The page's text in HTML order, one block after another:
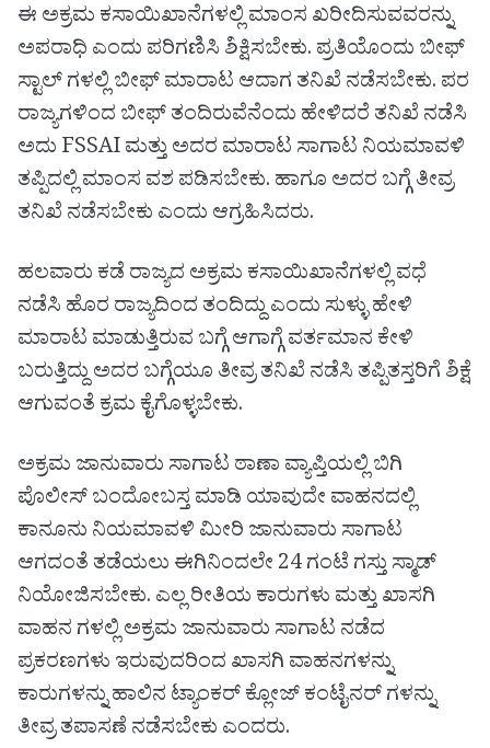
ಈ ಅಕ್ರಮ ಕಸಾಯಿಖಾನೆಗಳಲ್ಲಿ ಮಾಂಸ ಖರೀದಿಸುವವರನ್ನು
ಅಪರಾಧಿ ಎಂದು ಪರಿಗಣಿಸಿ ಶಿಕ್ಷಿಸಬೇಕು. ಪ್ರತಿಯೊಂದು ಬೀಫ್
ಸ್ಟಾಲ್ ಗಳಲ್ಲಿ ಬೀಫ್ ಮಾರಾಟ ಆದಾಗ ತನಿಖೆ ನಡೆಸಬೇಕು. ಪರ
ರಾಜ್ಯಗಳಿಂದ ಬೀಫ್ ತಂದಿರುವೆನೆಂದು ಹೇಳಿದರೆ ತನಿಖೆ ನಡೆಸಿ
ಅದು FSSAI ಮತ್ತು ಅದರ ಮಾರಾಟ ಸಾಗಾಟ ನಿಯಮಾವಳಿ
ತಪ್ಪಿದಲ್ಲಿ ಮಾಂಸ ವಶ ಪಡಿಸಬೇಕು. ಹಾಗೂ ಅದರ ಬಗ್ಗೆ ತೀವ್ರ
ತನಿಖೆ ನಡೆಸಬೇಕು ಎಂದು ಆಗ್ರಹಿಸಿದರು.
ಹಲವಾರು ಕಡೆ ರಾಜ್ಯದ ಅಕ್ರಮ ಕಸಾಯಿಖಾನೆಗಳಲ್ಲಿ ವಧೆ
ನಡೆಸಿ ಹೊರ ರಾಜ್ಯದಿಂದ ತಂದಿದ್ದು ಎಂದು ಸುಳ್ಳು ಹೇಳಿ
ಮಾರಾಟ ಮಾಡುತ್ತಿರುವ ಬಗ್ಗೆ ಆಗಾಗ್ಗೆ ವರ್ತಮಾನ ಕೇಳಿ
ಬರುತ್ತಿದ್ದು ಅದರ ಬಗ್ಗೆಯೂ ತೀವ್ರ ತನಿಖೆ ನಡೆಸಿ ತಪ್ಪಿತಸ್ತರಿಗೆ ಶಿಕ್ಷೆ
ಆಗುವಂತೆ ಕ್ರಮ ಕೈಗೊಳ್ಳಬೇಕು.
ಅಕ್ರಮ ಜಾನುವಾರು ಸಾಗಾಟ ಠಾಣಾ ವ್ಯಾಪ್ತಿಯಲ್ಲಿ ಬಿಗಿ
ಪೊಲೀಸ್ ಬಂದೋಬಸ್ತ ಮಾಡಿ ಯಾವುದೇ ವಾಹನದಲ್ಲಿ
ಕಾನೂನು ನಿಯಮಾವಳಿ ಮೀರಿ ಜಾನುವಾರು ಸಾಗಾಟ
ಆಗದಂತೆ ತಡೆಯಲು ಈಗಿನಿಂದಲೇ 24 ಗಂಟೆ ಗಸ್ತು ಸ್ಮಾಡ್
ನಿಯೋಜಿಸಬೇಕು. ಎಲ್ಲ ರೀತಿಯ ಕಾರುಗಳು ಮತ್ತು ಖಾಸಗಿ
ವಾಹನ ಗಳಲ್ಲಿ ಅಕ್ರಮ ಜಾನುವಾರು ಸಾಗಾಟ ನಡೆದ
ಪ್ರಕರಣಗಳು ಇರುವುದರಿಂದ ಖಾಸಗಿ ವಾಹನಗಳನ್ನು
ಕಾರುಗಳನ್ನು ಹಾಲಿನ ಟ್ಯಾಂಕರ್ ಕ್ಲೋಜ್ ಕಂಟೈನರ್ ಗಳನ್ನು
ತೀವ್ರ ತಪಾಸಣೆ ನಡೆಸಬೇಕು ಎಂದರು.